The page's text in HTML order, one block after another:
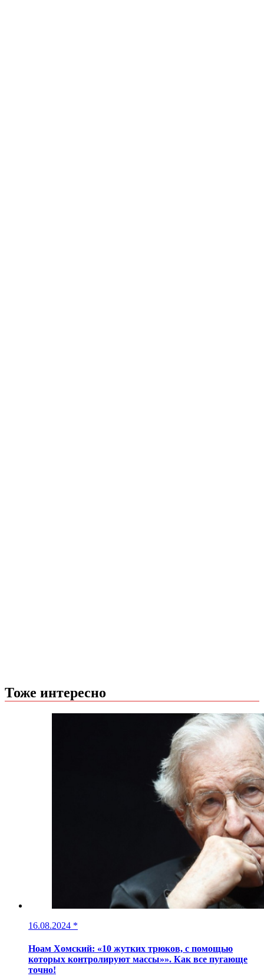
Тоже интересно
16.08.2024 *
Ноам Хомский: «10 жутких трюков, с помощью
которых контролируют массы»». Как все пугающе
точно!